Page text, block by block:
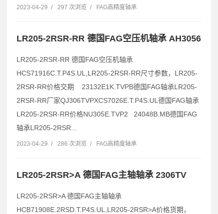
2023-04-29 / 297 次浏览 / FAG高精度轴承
LR205-2RSR-RR 德国FAG空压机轴承 AH3056
LR205-2RSR-RR 德国FAG空压机轴承
HCS71916C.T.P4S.UL,LR205-2RSR-RR尺寸参数，LR205-
2RSR-RR价格交期 23132E1K.TVPB德国FAG轴承LR205-
2RSR-RR厂家QJ306TVPXCS7026E.T.P4S.UL德国FAG轴承
LR205-2RSR-RR价格NU305E.TVP2 24048B.MB德国FAG
轴承LR205-2RSR...
2023-04-29 / 286 次浏览 / FAG高精度轴承
LR205-2RSR>A 德国FAG主轴轴承 2306TV
LR205-2RSR>A 德国FAG主轴轴承
HCB71908E.2RSD.T.P4S.UL,LR205-2RSR>A价格货期，